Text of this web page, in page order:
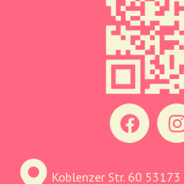
Koblenzer Str. 60 53173